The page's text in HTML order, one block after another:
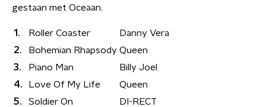
gestaan met Oceaan.
1. Roller Coaster
Danny Vera
2.
Bohemian Rhapsody Queen
3.
Piano Man
Billy Joel
4.
Love Of My Life
Queen
5.
Soldier On
DI-RECT